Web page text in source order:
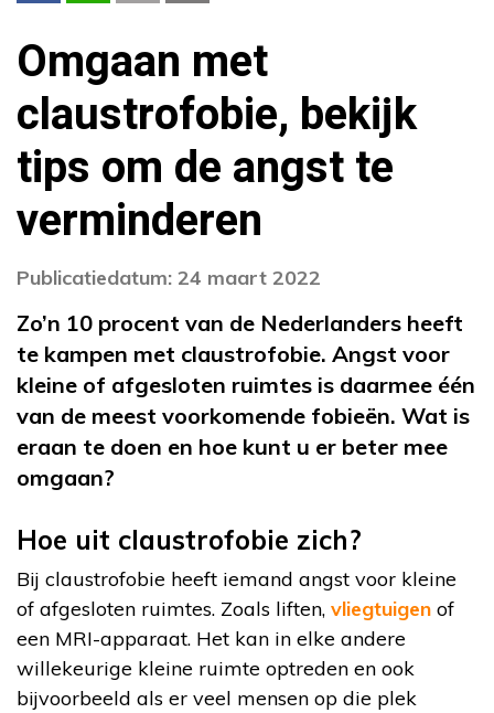
Omgaan met
claustrofobie, bekijk
tips om de angst te
verminderen
Publicatiedatum: 24 maart 2022
Zo’n 10 procent van de Nederlanders heeft
te kampen met claustrofobie. Angst voor
kleine of afgesloten ruimtes is daarmee één
van de meest voorkomende fobieën. Wat is
eraan te doen en hoe kunt u er beter mee
omgaan?
Hoe uit claustrofobie zich?
Bij claustrofobie heeft iemand angst voor kleine
of afgesloten ruimtes. Zoals liften, vliegtuigen of
een MRI-apparaat. Het kan in elke andere
willekeurige kleine ruimte optreden en ook
bijvoorbeeld als er veel mensen op die plek